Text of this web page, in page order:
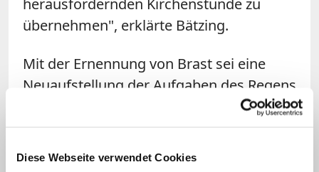
Diese Webseite verwendet Cookies
übernehmen", erklärte Bätzing.
Mit der Ernennung von Brast sei eine
Neuaufstellung der Aufgaben des Regens
verbunden. Der Regens leite künftig nicht
und habe auch nicht mehr die Leitung